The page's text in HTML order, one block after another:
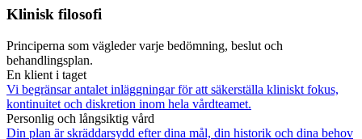
Klinisk filosofi
Principerna som vägleder varje bedömning, beslut och
behandlingsplan.
En klient i taget
Vi begränsar antalet inläggningar för att säkerställa kliniskt fokus,
kontinuitet och diskretion inom hela vårdteamet.
Personlig och långsiktig vård
Din plan är skräddarsydd efter dina mål, din historik och dina behov